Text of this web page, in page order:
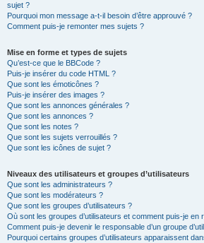
sujet ?
Pourquoi mon message a-t-il besoin d’être approuvé ?
Comment puis-je remonter mes sujets ?
Mise en forme et types de sujets
Qu’est-ce que le BBCode ?
Puis-je insérer du code HTML ?
Que sont les émoticônes ?
Puis-je insérer des images ?
Que sont les annonces générales ?
Que sont les annonces ?
Que sont les notes ?
Que sont les sujets verrouillés ?
Que sont les icônes de sujet ?
Niveaux des utilisateurs et groupes d’utilisateurs
Que sont les administrateurs ?
Que sont les modérateurs ?
Que sont les groupes d’utilisateurs ?
Où sont les groupes d’utilisateurs et comment puis-je en
Comment puis-je devenir le responsable d’un groupe
Pourquoi certains groupes d’utilisateurs apparaissent